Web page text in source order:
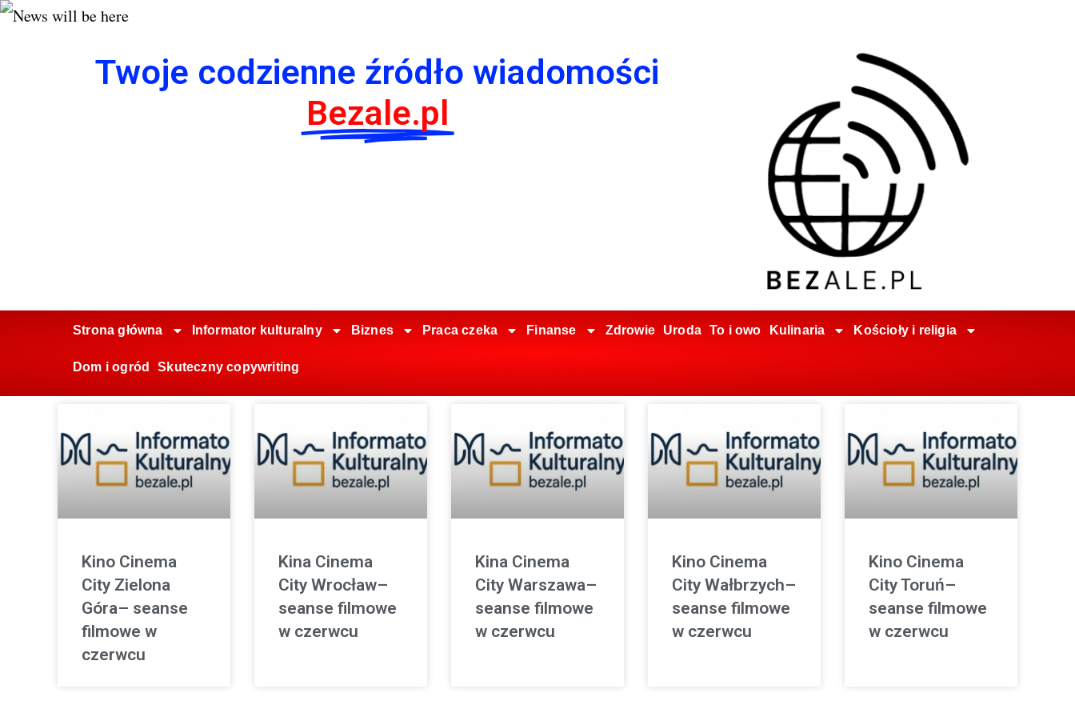
Twoje codzienne źródło wiadomości
Bezale.pl
Strona główna Informator kulturalny Biznes Praca czeka Finanse Zdrowie Uroda To i owo Kulinaria Kościoły i religia
Dom i ogród Skuteczny copywriting
Kino Cinema
City Zielona
Góra– seanse
filmowe w
czerwcu
Kina Cinema
City Wrocław–
seanse filmowe
w czerwcu
Kina Cinema
City Warszawa–
seanse filmowe
w czerwcu
Kino Cinema
City Wałbrzych–
seanse filmowe
w czerwcu
Kino Cinema
City Toruń–
seanse filmowe
w czerwcu